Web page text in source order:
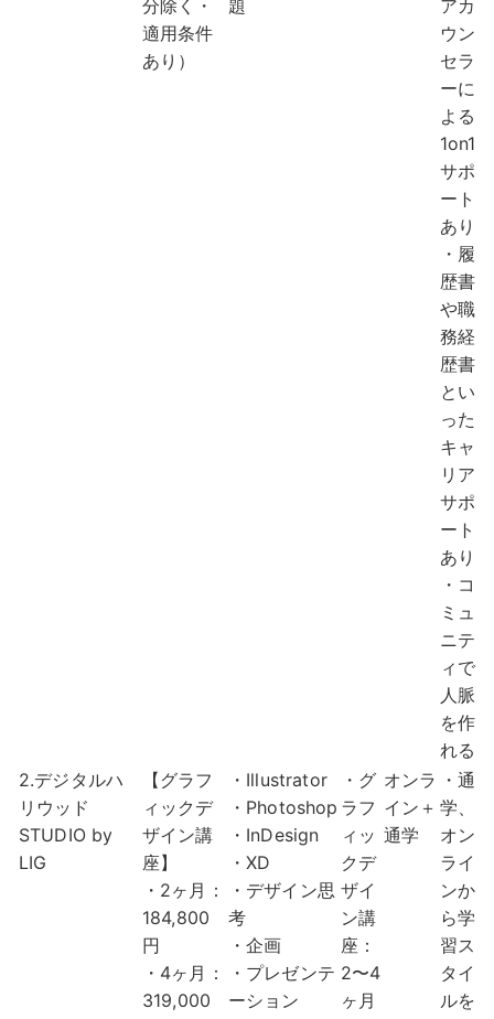
分除く・
適用条件
あり）
題
アカ
ウン
セラ
ーに
よる
1on1
サポ
ート
あり
・履
歴書
や職
務経
歴書
とい
った
キャ
リア
サポ
ート
あり
・コ
ミュ
ニテ
ィで
人脈
を作
れる
2.デジタルハ
リウッド
STUDIO by
LIG
【グラフ
ィックデ
ザイン講
座】
・2ヶ月：
184,800
円
・4ヶ月：
319,000
・Illustrator
・Photoshop
・InDesign
・XD
・デザイン思
考
・企画
・プレゼンテ
ーション
・グ
ラフ
ィッ
クデ
ザイ
ン講
座：
2〜4
ヶ月
オンラ
イン＋
通学
・通
学、
オン
ライ
ンか
ら学
習ス
タイ
ルを